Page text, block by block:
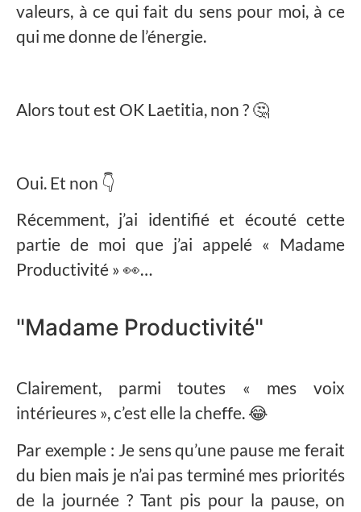
valeurs, à ce qui fait du sens pour moi, à ce
qui me donne de l’énergie.
Alors tout est OK Laetitia, non ? 🤔
Oui. Et non 👇
Récemment, j’ai identifié et écouté cette
partie de moi que j’ai appelé « Madame
Productivité » 👀…
"Madame Productivité"
Clairement, parmi toutes « mes voix
intérieures », c’est elle la cheffe. 😂
Par exemple : Je sens qu’une pause me ferait
du bien mais je n’ai pas terminé mes priorités
de la journée ? Tant pis pour la pause, on